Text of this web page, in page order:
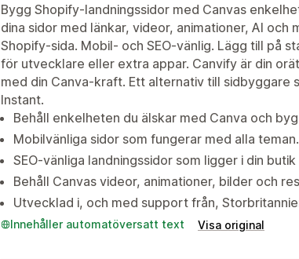
Bygg Shopify-landningssidor med Canvas
dina sidor med länkar, videor, animationer, AI
Shopify-sida. Mobil- och SEO-vänlig. Lägg till på
för utvecklare eller extra appar. Canvify är din
med din Canva-kraft. Ett alternativ till sidbyggare
Instant.
Behåll enkelheten du älskar med Canva och
Mobilvänliga sidor som fungerar med alla
SEO-vänliga landningssidor som ligger i din
Behåll Canvas videor, animationer, bilder och
Utvecklad i, och med support från,
Innehåller automatöversatt text Visa original